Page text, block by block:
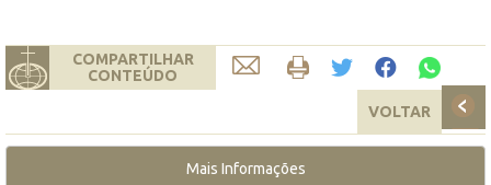
COMPARTILHAR
CONTEÚDO
VOLTAR
Mais Informações